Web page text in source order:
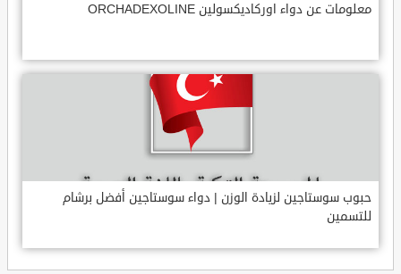
معلومات عن دواء اوركاديكسولين ORCHADEXOLINE
حبوب سوستاجين لزيادة الوزن | دواء سوستاجين أفضل برشام
للتسمين